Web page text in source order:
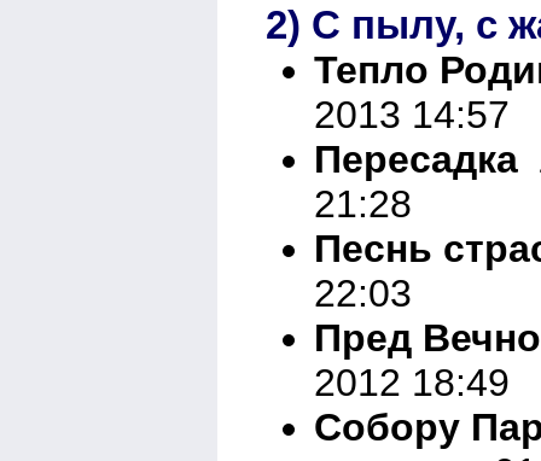
2) С пылу, с
Тепло
2013 14:57
Пересадка
21:28
Песнь
22:03
Пред
2012 18:49
Собору